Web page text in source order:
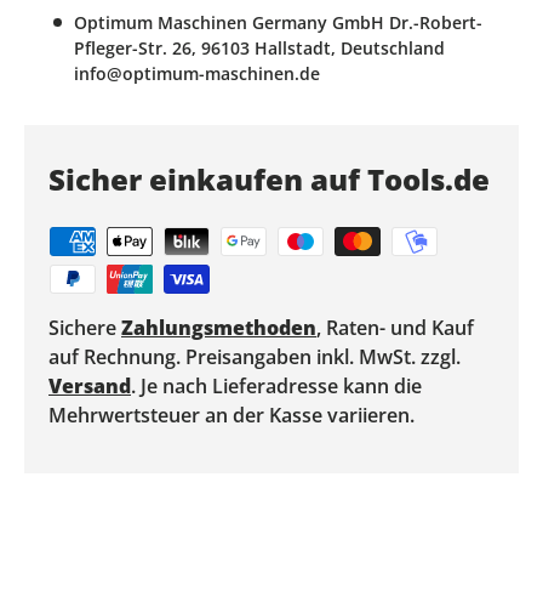
Optimum Maschinen Germany GmbH Dr.-Robert-
Pfleger-Str. 26, 96103 Hallstadt, Deutschland
info@optimum-maschinen.de
Sicher einkaufen auf Tools.de
SichereZahlungsmethoden, Raten- und Kauf
auf Rechnung. Preisangaben inkl. MwSt. zzgl.
Versand. Je nach Lieferadresse kann die
Mehrwertsteuer an der Kasse variieren.